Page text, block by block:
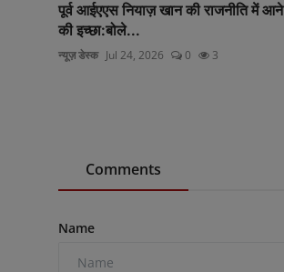
पूर्व आईएएस नियाज़ खान की राजनीति में आने
की इच्छा:बोले...
न्यूज़ डेस्क Jul 24, 2026 0 3
Comments
Name